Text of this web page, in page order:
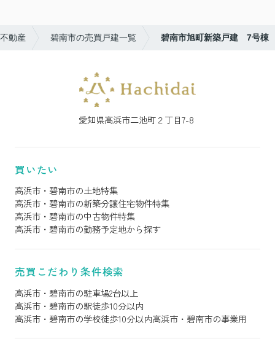
動産 碧南市の売買戸建一覧 碧南市旭町新築戸建 7号棟
愛知県高浜市二池町２丁目7-8
買いたい
高浜市・碧南市の土地特集
高浜市・碧南市の新築分譲住宅物件特集
高浜市・碧南市の中古物件特集
高浜市・碧南市の勤務予定地から探す
売買こだわり条件検索
高浜市・碧南市の駐車場2台以上
高浜市・碧南市の駅徒歩10分以内
高浜市・碧南市の学校徒歩10分以内高浜市・碧南市の事業用